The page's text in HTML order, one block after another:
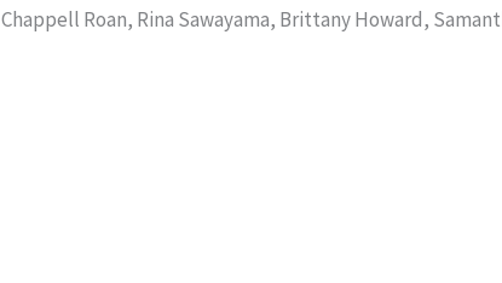
Chappell Roan, Rina Sawayama, Brittany Howard,